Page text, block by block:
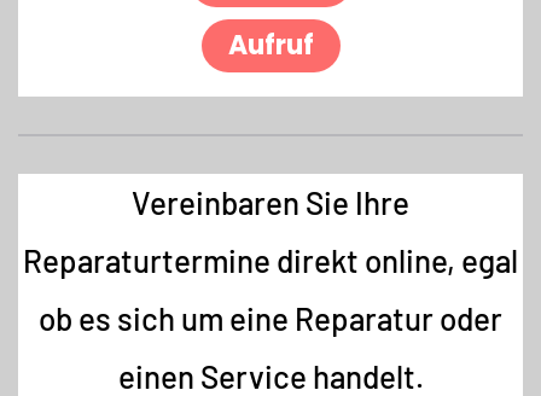
Aufruf
Vereinbaren Sie Ihre
Reparaturtermine direkt online, egal
ob es sich um eine Reparatur oder
einen Service handelt.